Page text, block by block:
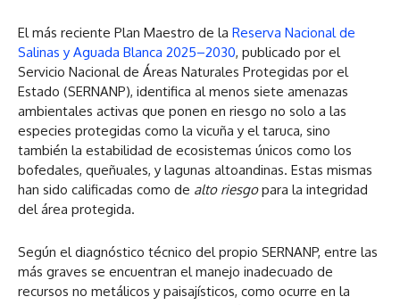
El más reciente Plan Maestro de la Reserva Nacional de
Salinas y Aguada Blanca 2025–2030, publicado por el
Servicio Nacional de Áreas Naturales Protegidas por el
Estado (SERNANP), identifica al menos siete amenazas
ambientales activas que ponen en riesgo no solo a las
especies protegidas como la vicuña y el taruca, sino
también la estabilidad de ecosistemas únicos como los
bofedales, queñuales, y lagunas altoandinas. Estas mismas
han sido calificadas como de alto riesgopara la integridad
del área protegida.
Según el diagnóstico técnico del propio SERNANP, entre las
más graves se encuentran el manejo inadecuado de
recursos no metálicos y paisajísticos, como ocurre en la